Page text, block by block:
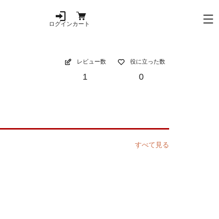
ログインカート
レビュー数
1
役に立った数
0
すべて見る